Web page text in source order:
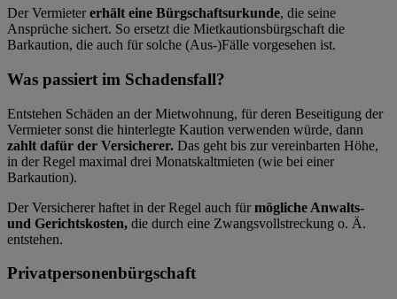
Der Vermietererhält eine Bürgschaftsurkunde, die seine
Ansprüche sichert. So ersetzt die Mietkautionsbürgschaft die
Barkaution, die auch für solche (Aus-)Fälle vorgesehen ist.
Was passiert im Schadensfall?
Entstehen Schäden an der Mietwohnung, für deren Beseitigung der
Vermieter sonst die hinterlegte Kaution verwenden würde, dann
zahlt dafür der Versicherer. Das geht bis zur vereinbarten Höhe,
in der Regel maximal drei Monatskaltmieten (wie bei einer
Barkaution).
Der Versicherer haftet in der Regel auch fürmögliche Anwalts-
und Gerichtskosten, die durch eine Zwangsvollstreckung o. Ä.
entstehen.
Privatpersonenbürgschaft